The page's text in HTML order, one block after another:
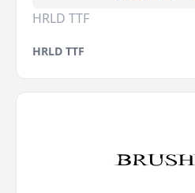
HRLD TTF
HRLD TTF